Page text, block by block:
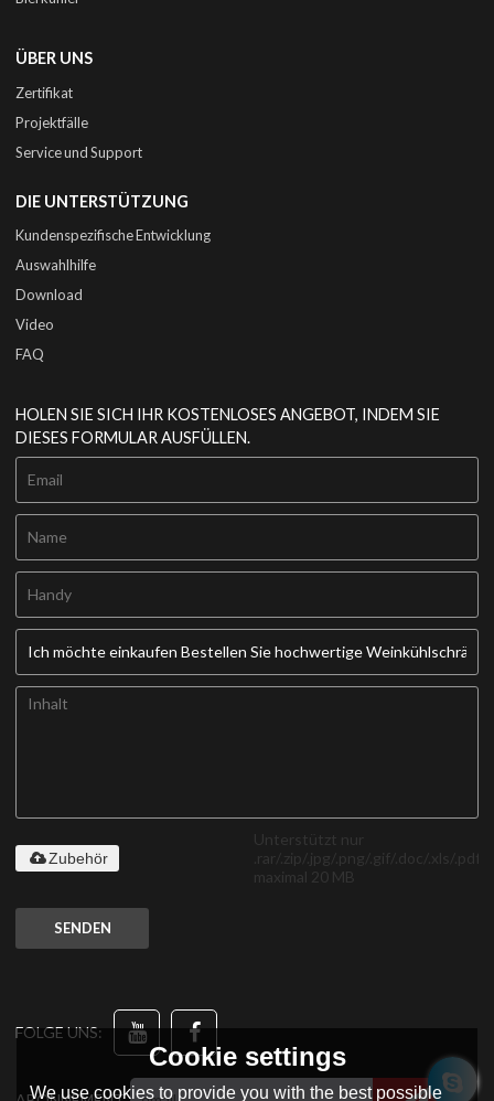
ÜBER UNS
Zertifikat
Projektfälle
Service und Support
DIE UNTERSTÜTZUNG
Kundenspezifische Entwicklung
Auswahlhilfe
Download
Video
FAQ
HOLEN SIE SICH IHR KOSTENLOSES ANGEBOT, INDEM SIE
DIESES FORMULAR AUSFÜLLEN.
Unterstützt nur
.rar/.zip/.jpg/.png/.gif/.doc/.xls/.pdf,
maximal 20 MB
Zubehör
SENDEN
FOLGE UNS:
Cookie settings
We use cookies to provide you with the best possible